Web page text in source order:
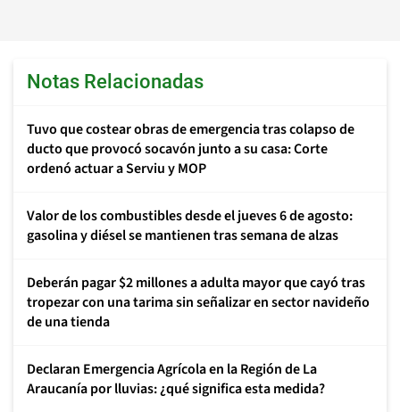
Notas Relacionadas
Tuvo que costear obras de emergencia tras colapso de
ducto que provocó socavón junto a su casa: Corte
ordenó actuar a Serviu y MOP
Valor de los combustibles desde el jueves 6 de agosto:
gasolina y diésel se mantienen tras semana de alzas
Deberán pagar $2 millones a adulta mayor que cayó tras
tropezar con una tarima sin señalizar en sector navideño
de una tienda
Declaran Emergencia Agrícola en la Región de La
Araucanía por lluvias: ¿qué significa esta medida?